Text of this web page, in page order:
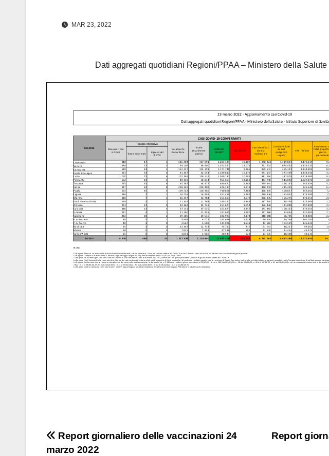
MAR 23, 2022
Dati aggregati quotidiani Regioni/PPAA – Ministero della
Navigazione
Report
Report giornaliero delle vaccinazioni 24
marzo 2022